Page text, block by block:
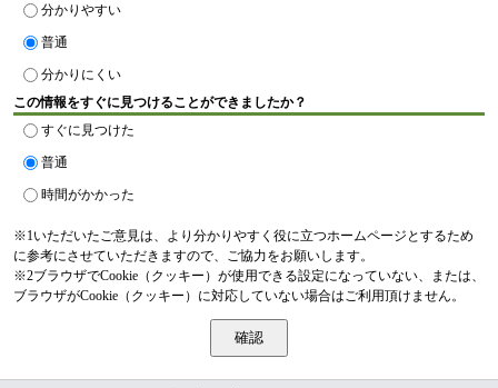
分かりやすい
普通
分かりにくい
この情報をすぐに見つけることができましたか？
すぐに見つけた
普通
時間がかかった
※1いただいたご意見は、より分かりやすく役に立つホームページとするため
に参考にさせていただきますので、ご協力をお願いします。
※2ブラウザでCookie（クッキー）が使用できる設定になっていない、または、
ブラウザがCookie（クッキー）に対応していない場合はご利用頂けません。